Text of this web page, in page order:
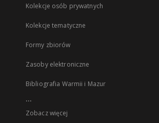
Kolekcje osób prywatnych
Kolekcje tematyczne
Formy zbiorów
Zasoby elektroniczne
Bibliografia Warmii i Mazur
...
Zobacz więcej